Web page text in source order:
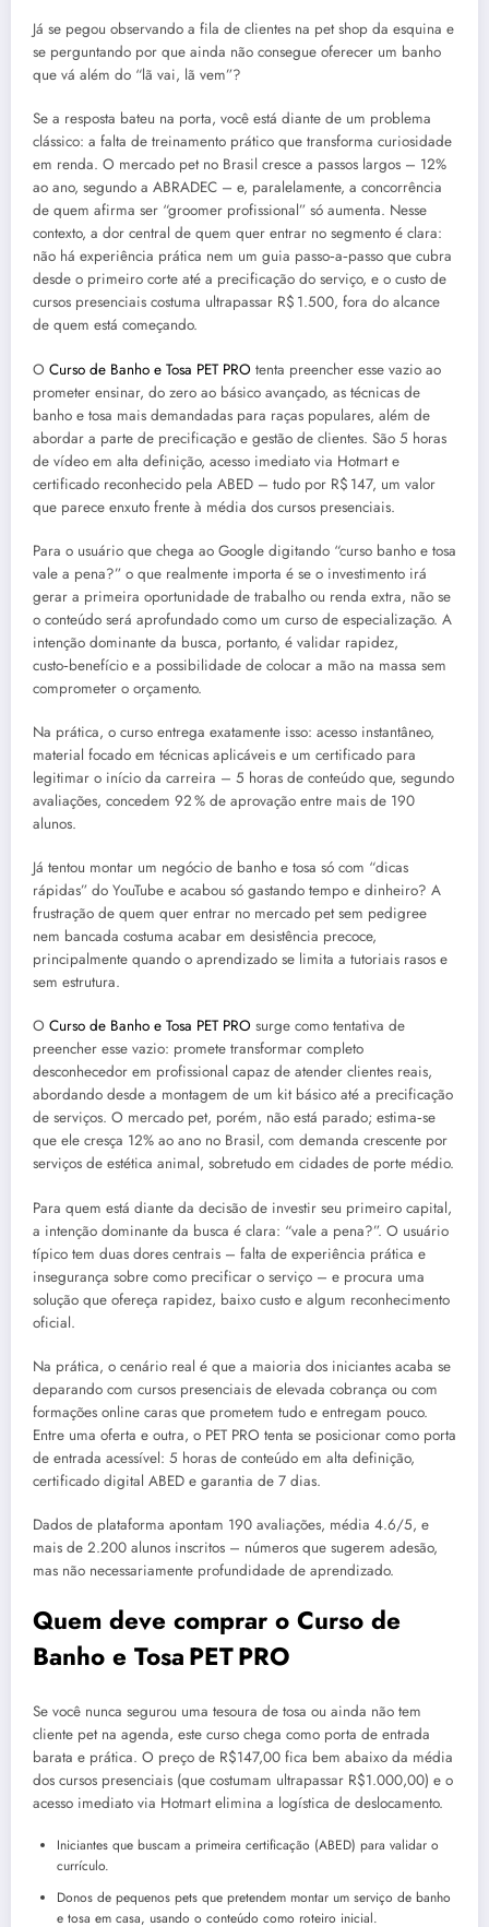
Já se pegou observando a fila de clientes na pet shop da esquina e
se perguntando por que ainda não consegue oferecer um banho
que vá além do “lã vai, lã vem”?
Se a resposta bateu na porta, você está diante de um problema
clássico: a falta de treinamento prático que transforma curiosidade
em renda. O mercado pet no Brasil cresce a passos largos – 12%
ao ano, segundo a ABRADEC – e, paralelamente, a concorrência
de quem afirma ser “groomer profissional” só aumenta. Nesse
contexto, a dor central de quem quer entrar no segmento é clara:
não há experiência prática nem um guia passo‑a‑passo que cubra
desde o primeiro corte até a precificação do serviço, e o custo de
cursos presenciais costuma ultrapassar R$ 1.500, fora do alcance
de quem está começando.
O Curso de Banho e Tosa PET PRO tenta preencher esse vazio ao
prometer ensinar, do zero ao básico avançado, as técnicas de
banho e tosa mais demandadas para raças populares, além de
abordar a parte de precificação e gestão de clientes. São 5 horas
de vídeo em alta definição, acesso imediato via Hotmart e
certificado reconhecido pela ABED – tudo por R$ 147, um valor
que parece enxuto frente à média dos cursos presenciais.
Para o usuário que chega ao Google digitando “curso banho e tosa
vale a pena?” o que realmente importa é se o investimento irá
gerar a primeira oportunidade de trabalho ou renda extra, não se
o conteúdo será aprofundado como um curso de especialização. A
intenção dominante da busca, portanto, é validar rapidez,
custo‑benefício e a possibilidade de colocar a mão na massa sem
comprometer o orçamento.
Na prática, o curso entrega exatamente isso: acesso instantâneo,
material focado em técnicas aplicáveis e um certificado para
legitimar o início da carreira – 5 horas de conteúdo que, segundo
avaliações, concedem 92 % de aprovação entre mais de 190
alunos.
Já tentou montar um negócio de banho e tosa só com “dicas
rápidas” do YouTube e acabou só gastando tempo e dinheiro? A
frustração de quem quer entrar no mercado pet sem pedigree
nem bancada costuma acabar em desistência precoce,
principalmente quando o aprendizado se limita a tutoriais rasos e
sem estrutura.
O Curso de Banho e Tosa PET PRO surge como tentativa de
preencher esse vazio: promete transformar completo
desconhecedor em profissional capaz de atender clientes reais,
abordando desde a montagem de um kit básico até a precificação
de serviços. O mercado pet, porém, não está parado; estima‑se
que ele cresça 12% ao ano no Brasil, com demanda crescente por
serviços de estética animal, sobretudo em cidades de porte médio.
Para quem está diante da decisão de investir seu primeiro capital,
a intenção dominante da busca é clara: “vale a pena?”. O usuário
típico tem duas dores centrais – falta de experiência prática e
insegurança sobre como precificar o serviço – e procura uma
solução que ofereça rapidez, baixo custo e algum reconhecimento
oficial.
Na prática, o cenário real é que a maioria dos iniciantes acaba se
deparando com cursos presenciais de elevada cobrança ou com
formações online caras que prometem tudo e entregam pouco.
Entre uma oferta e outra, o PET PRO tenta se posicionar como porta
de entrada acessível: 5 horas de conteúdo em alta definição,
certificado digital ABED e garantia de 7 dias.
Dados de plataforma apontam 190 avaliações, média 4.6/5, e
mais de 2.200 alunos inscritos – números que sugerem adesão,
mas não necessariamente profundidade de aprendizado.
Quem deve comprar o Curso de
Banho e Tosa PET PRO
Se você nunca segurou uma tesoura de tosa ou ainda não tem
cliente pet na agenda, este curso chega como porta de entrada
barata e prática. O preço de R$147,00 fica bem abaixo da média
dos cursos presenciais (que costumam ultrapassar R$1.000,00) e o
acesso imediato via Hotmart elimina a logística de deslocamento.
Iniciantes que buscam a primeira certificação (ABED) para validar o
currículo.
Donos de pequenos pets que pretendem montar um serviço de banho
e tosa em casa, usando o conteúdo como roteiro inicial.